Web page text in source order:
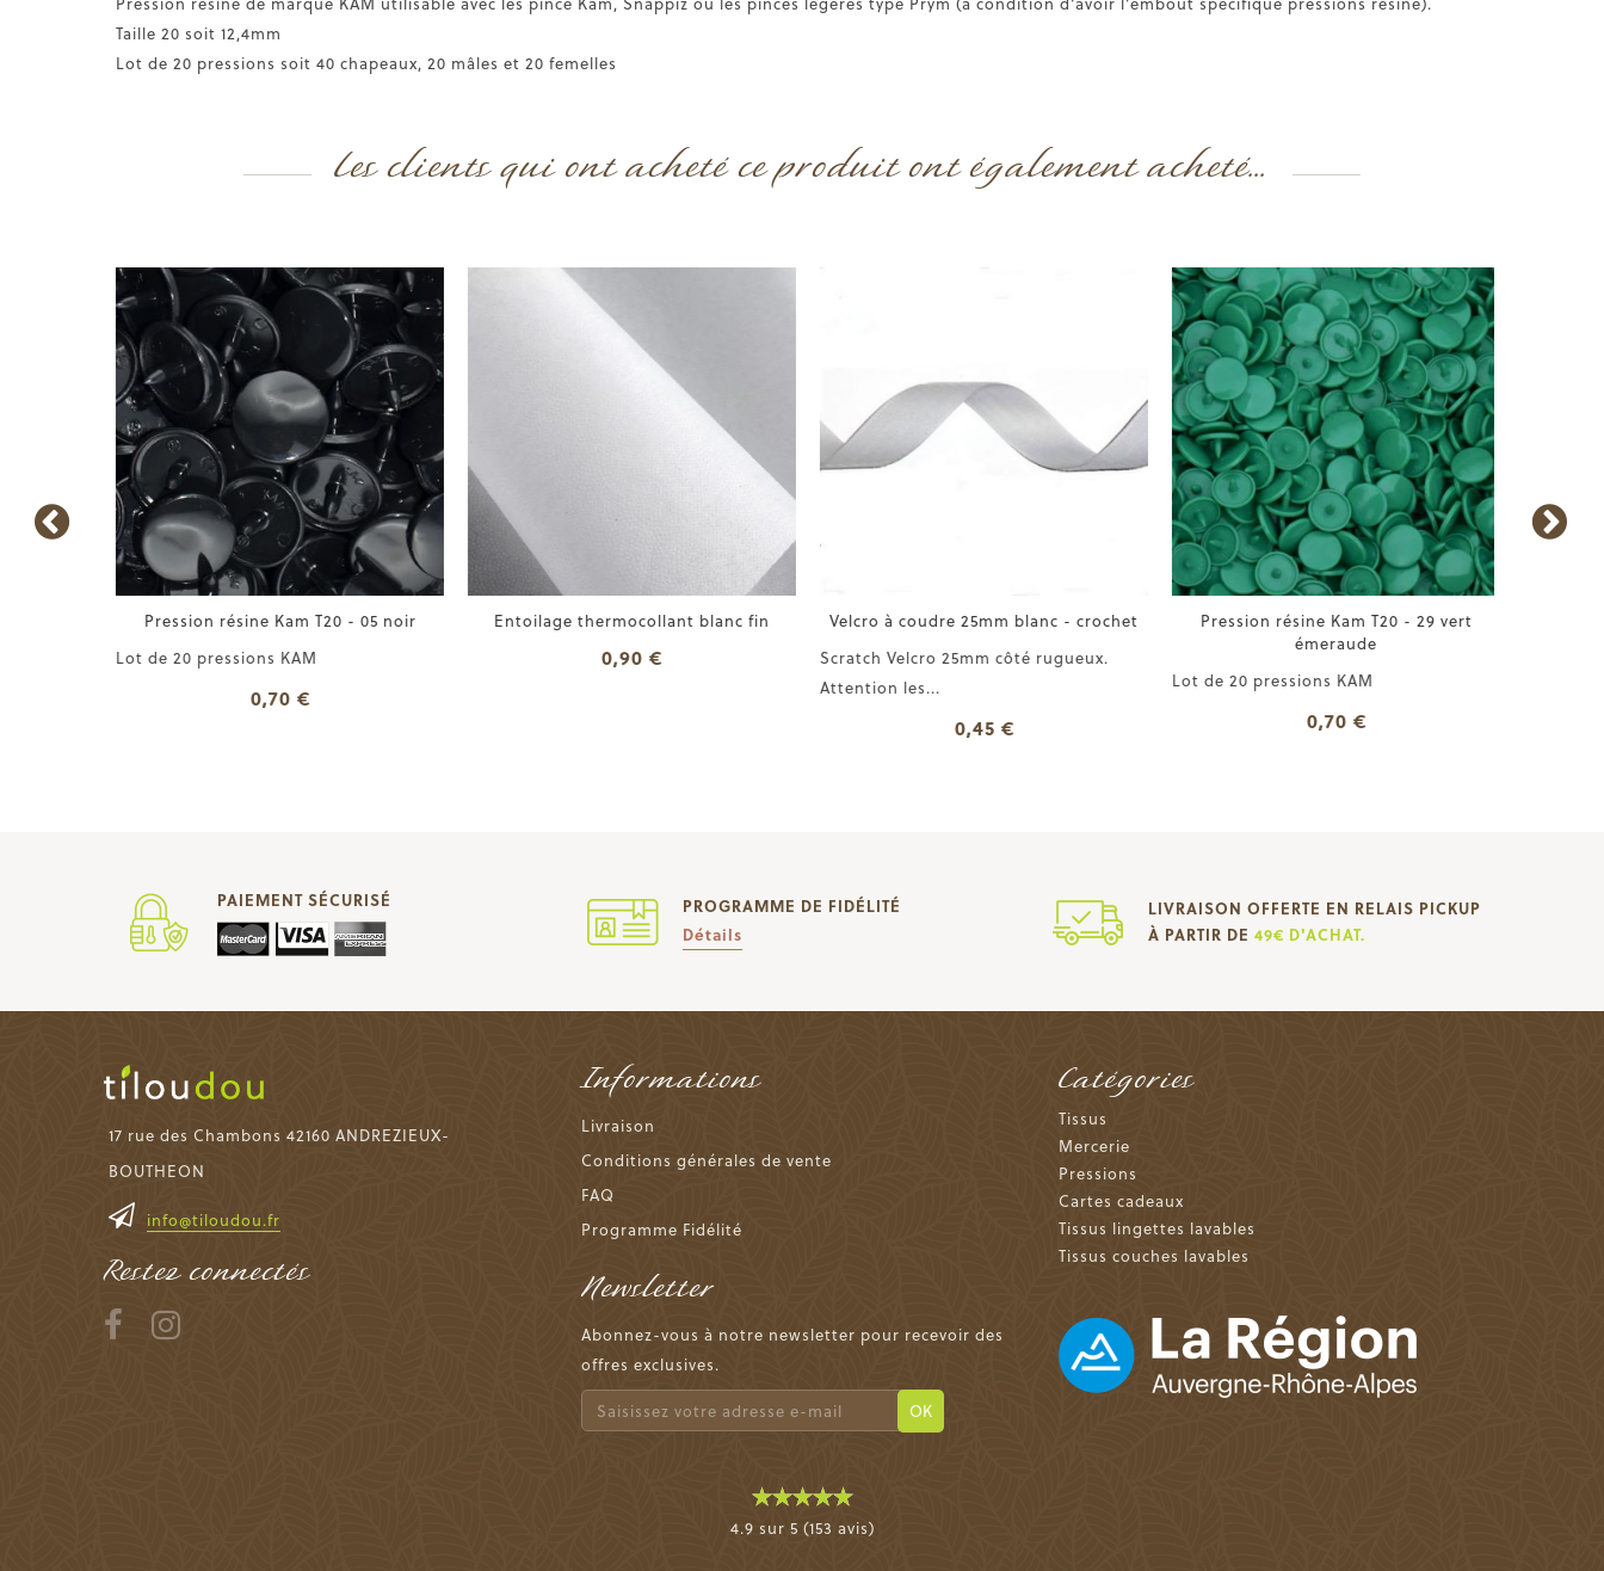
Taille 20 soit 12,4mm
Lot de 20 pressions soit 40 chapeaux, 20 mâles et 20 femelles
Les clients qui ont acheté ce produit ont également acheté...
Pression résine Kam T20 - 05 noir
Lot de 20 pressions KAM
0,70 €
Entoilage thermocollant blanc fin
0,90 €
Velcro à coudre 25mm blanc - crochet
Scratch Velcro 25mm côté rugueux.
Attention les...
0,45 €
Pression résine Kam T20 - 29 vert
émeraude
Lot de 20 pressions KAM
0,70 €
PAIEMENT SÉCURISÉ
PROGRAMME DE FIDÉLITÉ
Détails
LIVRAISON OFFERTE EN RELAIS PICKUP
À PARTIR DE 49€ D'ACHAT.
17 rue des Chambons 42160 ANDREZIEUX-
BOUTHEON
info@tiloudou.fr
Restez connectés
Informations
Livraison
Conditions générales de vente
FAQ
Programme Fidélité
Newsletter
Abonnez-vous à notre newsletter pour recevoir des
offres exclusives.
OK
Catégories
Tissus
Mercerie
Pressions
Cartes cadeaux
Tissus lingettes lavables
Tissus couches lavables
4.9 sur 5 (153 avis)